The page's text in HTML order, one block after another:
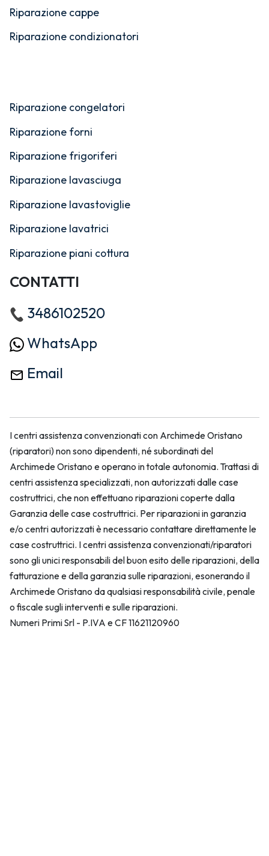
Riparazione cappe
Riparazione condizionatori
Riparazione congelatori
Riparazione forni
Riparazione frigoriferi
Riparazione lavasciuga
Riparazione lavastoviglie
Riparazione lavatrici
Riparazione piani cottura
CONTATTI
3486102520
WhatsApp
Email
I centri assistenza convenzionati con Archimede Oristano
(riparatori) non sono dipendenti, né subordinati del
Archimede Oristano e operano in totale autonomia. Trattasi di
centri assistenza specializzati, non autorizzati dalle case
costruttrici, che non effettuano riparazioni coperte dalla
Garanzia delle case costruttrici. Per riparazioni in garanzia
e/o centri autorizzati è necessario contattare direttamente le
case costruttrici. I centri assistenza convenzionati/riparatori
sono gli unici responsabili del buon esito delle riparazioni, della
fatturazione e della garanzia sulle riparazioni, esonerando il
Archimede Oristano da qualsiasi responsabilità civile, penale
o fiscale sugli interventi e sulle riparazioni.
Numeri Primi Srl - P.IVA e CF 11621120960